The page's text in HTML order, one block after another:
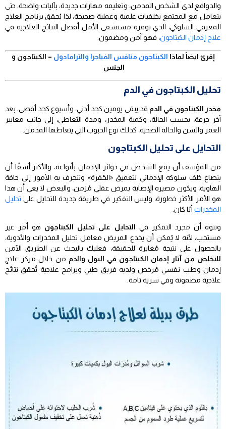
والدوافع لدى الشخص المدمن، وتعليمه مهارات جديدة، بآليات واضحة، حتى
يتعامل مع المجتمع بخلفيات علمية وعملية صحيحة، لذا يُحقق برنامج العلاج
المعرفي السلوكي، الذي توفره مستشفى الأمل أفضل النتائج العلاجية في
علاج إدمان الكبتاجون، فهو آمن ومضمون.
إقرئ ايضاً لماذا الكبتاجون منافس الفياجرا والترامادول – الكبتاجون و
الجنس​
تحليل الكبتاجون في الدم
مخدر الكبتاجون في الدم قد يبقى يومين كحد أدني، وأسبوع كحد أقصى، بعد
آخر جرعة، بحسب الحالة، وكمية المخدر، ومدة التعاطي، إلى جانب معايير
العمر والسن والحالة الصحية، كذلك نوع الحبوب التي يتعاطها المدمن.
التحايل على تحليل الكبتاجون
من المؤسف أن يقع الشخص في دوائر الإدمان بأنواعه، والأكثر أسفًا أن
ينصاع خلف سلوكه الإدماني لتعميق «الحُفرة» وتنجرف به الأمور إلى حافة
الهاوية، ويكون مصيره الإصابة بمرض عقلي مُزمن، والبعض لا يعي أن هذا
هو الأمر الأكثر خطورة، وليس التفكير في طريقة جديدة للتحايل علىتحليل
المخدراتأيًا كان.
وننوه أن مجرد التفكير في التحايل على تحليل الكبتاجون هو أمر غير
مستحب، لأنه لا يُمكن أن يخدع المريض معامل تحليل المخدرات والأدوية،
بالحصول على نتيجة مُغايرة للحقيقة، فعليك بالبحث عن الطريق الآمن
للتخلص من آثار إدمان الكبتاجون في البول والدم من خلال مركز علاج
إدمان وطب نفسي مُرخص ولديه فريق طبي وبرامج علاجية تُحقق نتائج
علاجية مضمونة وفي سرية تامة.